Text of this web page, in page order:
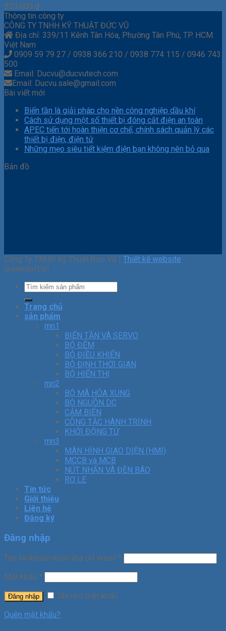
820.000 ₫
Thông tin công ty
CÔNG TY TNHH KỸ THUẬT ĐỨC VŨ
Địa chỉ: 339/11 Kênh Tân Hóa, Phường Tân Phú, TP. HCM.
Việt Nam
0909 59 79 27 / 0938 366 210 / 0938 774 115 / 0946 743
500
Email: Ducvu@ducvutech.com
Email: Ducvu.sale@gmail.com
Bài viết mới
Biến tần là giải pháp cho nền công nghiệp dầu khí
Cách sử dụng một số thiết bị đóng cắt điện an toàn
APEC tiến tới hoàn thiện cơ chế, chính sách quản lý các
thiết bị điện, điện tử
Những mẹo siêu tiết kiệm điện bạn không nên bỏ qua
Bản đồ
Công Ty TNHH Kỹ Thuật Đức Vũ | Thiết kế website
Greensoft.vn -
Trang chủ
sản phẩm
mn1
BIẾN TẦN VÀ SERVO
BỘ ĐẾM
BỘ ĐIỀU KHIỂN
BỘ ĐỊNH THỜI GIAN
BỘ HIỂN THỊ
mn2
BỘ MÃ HÓA XUNG
BỘ NGUỒN DC
CẢM BIẾN
CÔNG TẮC HÀNH TRÌNH
KHỞI ĐỘNG TỪ
mn3
MÀN HÌNH GIAO DIỆN (HMI)
MCCB và MCB
NÚT NHẤN VÀ ĐÈN BÁO
RƠ LE
Tin tức
Giới thiệu
Liên hệ
Đăng ký
Đăng nhập
Tên tài khoản hoặc địa chỉ email *
Mật khẩu *
Đăng nhập
Ghi nhớ mật khẩu
Quên mật khẩu?